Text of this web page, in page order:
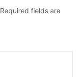
Required fields are